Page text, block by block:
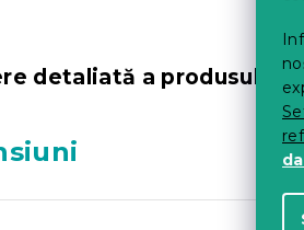
detaliată a produsului